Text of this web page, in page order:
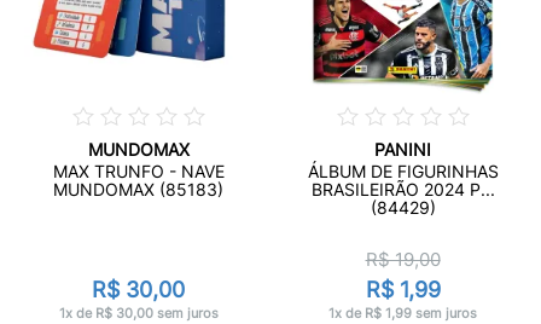
MUNDOMAX
MAX TRUNFO - NAVE
MUNDOMAX (85183)
R$ 30,00
1x de R$ 30,00 sem juros
PANINI
ÁLBUM DE FIGURINHAS
BRASILEIRÃO 2024 P...
(84429)
R$ 19,00
R$ 1,99
1x de R$ 1,99 sem juros